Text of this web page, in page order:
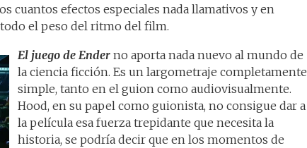
cuantos efectos especiales nada llamativos y en
el peso del ritmo del film.
El juego de Ender no aporta nada nuevo al mundo de
la ciencia ficción. Es un largometraje completamente
simple, tanto en el guion como audiovisualmente.
Hood, en su papel como guionista, no consigue dar a
la película esa fuerza trepidante que necesita la
historia, se podría decir que en los momentos de